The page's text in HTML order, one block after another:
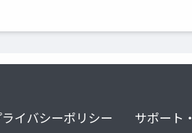
ライバシーポリシー サポート